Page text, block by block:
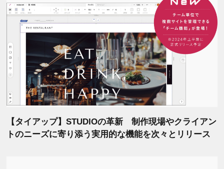
【タイアップ】STUDIOの革新 制作現場やクライアン
トのニーズに寄り添う実用的な機能を次々とリリース